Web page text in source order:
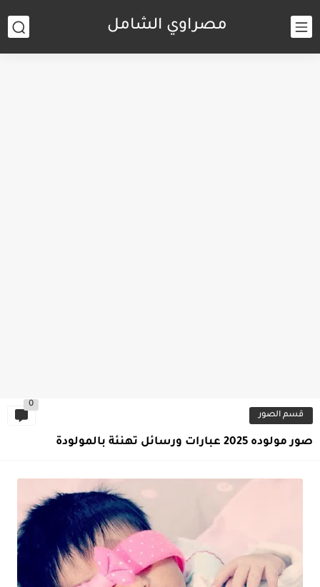
مصراوي الشامل
قسم الصور
0
صور مولوده 2025 عبارات ورسائل تهنئة بالمولودة